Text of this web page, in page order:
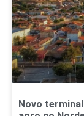
Novo